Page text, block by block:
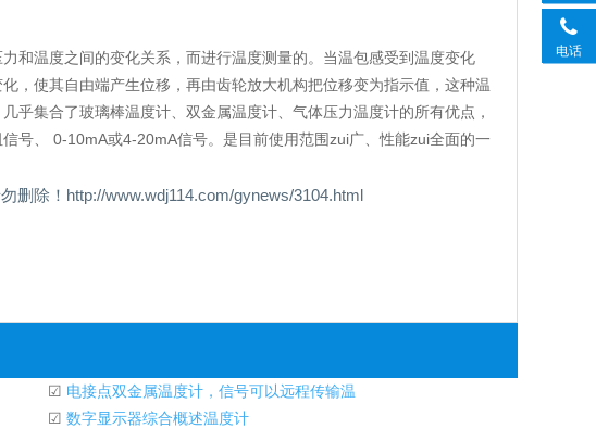
和温度之间的变化关系，而进行温度测量的。当温包感受到温度变化
，使其自由端产生位移，再由齿轮放大机构把位移变为指示值，这种温
乎集合了玻璃棒温度计、双金属温度计、气体压力温度计的所有优点，
号、 0-10mA或4-20mA信号。是目前使用范围zui广、性能zui全面的一
删除！http://www.wdj114.com/gynews/3104.html
☑ 电接点双金属温度计，信号可以远程传输温
☑ 数字显示器综合概述温度计
电话